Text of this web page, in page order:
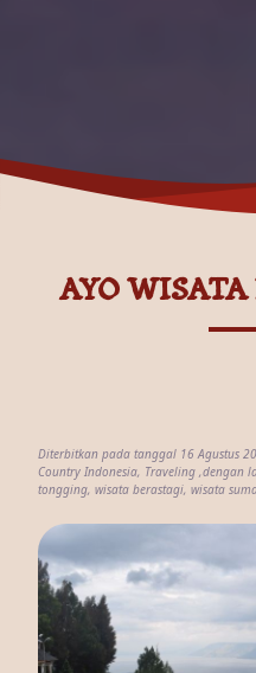
AYO
Diterbitkan pada tanggal 16 Agustus
Country Indonesia, Traveling ,dengan
tongging, wisata berastagi, wisata